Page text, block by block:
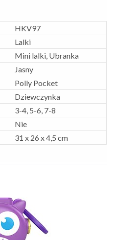
HKV97
Lalki
Mini lalki, Ubranka
Jasny
Polly Pocket
Dziewczynka
3-4, 5-6, 7-8
Nie
31 x 26 x 4,5 cm